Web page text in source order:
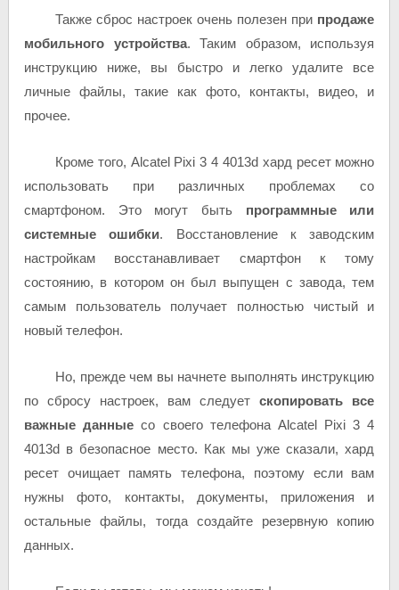
Также сброс настроек очень полезен при продаже
мобильного устройства. Таким образом, используя
инструкцию ниже, вы быстро и легко удалите все
личные файлы, такие как фото, контакты, видео, и
прочее.
Кроме того, Alcatel Pixi 3 4 4013d хард ресет можно
использовать при различных проблемах со
смартфоном. Это могут быть программные или
системные ошибки. Восстановление к заводским
настройкам восстанавливает смартфон к тому
состоянию, в котором он был выпущен с завода, тем
самым пользователь получает полностью чистый и
новый телефон.
Но, прежде чем вы начнете выполнять инструкцию
по сбросу настроек, вам следуетскопировать все
важные данные со своего телефона Alcatel Pixi 3 4
4013d в безопасное место. Как мы уже сказали, хард
ресет очищает память телефона, поэтому если вам
нужны фото, контакты, документы, приложения и
остальные файлы, тогда создайте резервную копию
данных.